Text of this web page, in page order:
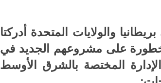
والولايات المتحدة أدركتا
على مشروعهم الجديد في
المختصة بالشرق الأوسط